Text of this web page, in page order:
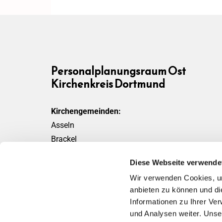
Diese Webseite
Wir verwenden Cookies,
anbieten zu können und
Informationen zu Ihrer
und Analysen weiter.
Personalplanungsraum Ost
Kirchenkreis Dortmund
Kirchengemeinden:
Asseln
Brackel